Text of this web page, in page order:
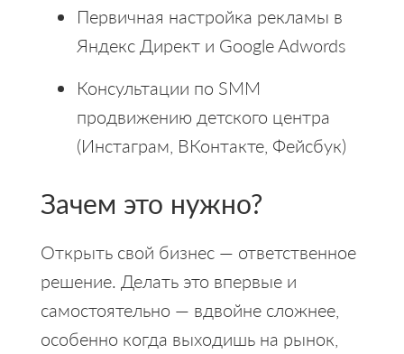
Первичная настройка рекламы в
Яндекс Директ и Google Adwords
Консультации по SMM
продвижению детского центра
(Инстаграм, ВКонтакте, Фейсбук)
Зачем это нужно?
Открыть свой бизнес — ответственное
решение. Делать это впервые и
самостоятельно — вдвойне сложнее,
особенно когда выходишь на рынок,